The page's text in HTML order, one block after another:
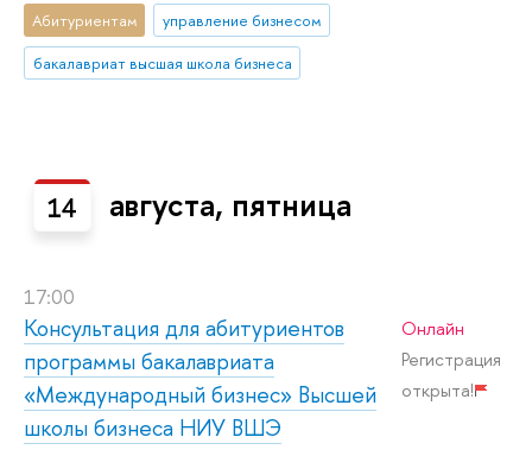
Абитуриентам
управление бизнесом
бакалавриат высшая школа бизнеса
14 августа, пятница
17:00
Онлайн
Регистрация
открыта!
Консультация для абитуриентов
программы бакалавриата
«Международный бизнес» Высшей
школы бизнеса НИУ ВШЭ